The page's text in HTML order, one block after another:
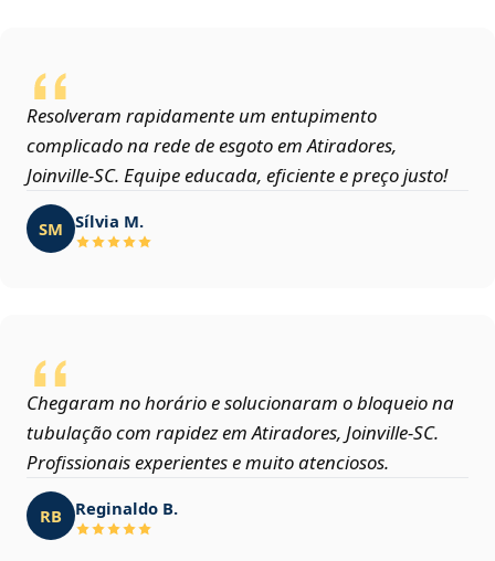
Resolveram rapidamente um entupimento
complicado na rede de esgoto em Atiradores,
Joinville‑SC. Equipe educada, eficiente e preço justo!
SM Sílvia M.
Chegaram no horário e solucionaram o bloqueio na
tubulação com rapidez em Atiradores, Joinville‑SC.
Profissionais experientes e muito atenciosos.
RB Reginaldo B.